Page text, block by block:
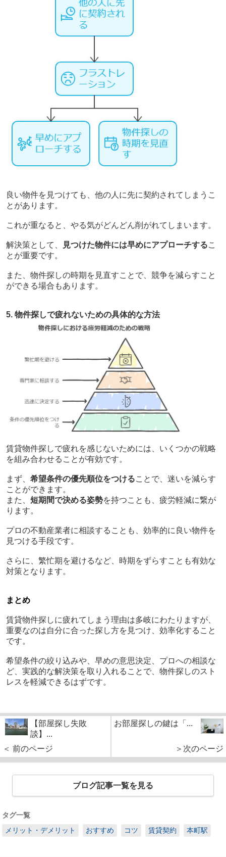
良い物件を見つけても、他の人に先に契約されてしまうこ
とがあります。
これが重なると、やる気がどんどん削がれてしまいます。
解決策として、 見つけた物件には早めにアプローチするこ
とが重要です。
また、物件探しの時期を見直すことで、競争を減らすこと
ができる場合もあります。
5. 物件探しで疲れないための具体的な方法
賃貸物件探しで疲れを感じないためには、いくつかの戦略
を組み合わせることが有効です。
まず、 希望条件の優先順位をつけることで、迷いを減らす
ことができます。
また、 短期間で決める姿勢を持つことも、疲労軽減に繋が
ります。
プロの不動産業者に相談することも、効率的に良い物件を
見つける手段です。
さらに、繁忙期を避けるなど、時期をずらすことも有効な
対策となります。
まとめ
賃貸物件探しに疲れてしまう理由は多岐にわたりますが、
重要なのは自分に合った探し方を見つけ、効率化すること
です。
希望条件の絞り込みや、早めの意思決定、プロへの相談な
ど、実践的な解決策を取り入れることで、物件探しのスト
レスを軽減できるはずです。
【部屋探し失敗
談】...
＜ 前のページ
お部屋探しの鍵は「...
＞次のページ
ブログ記事一覧を見る
タグ一覧
メリット・デメリット
おすすめ コツ 賃貸契約 本町駅